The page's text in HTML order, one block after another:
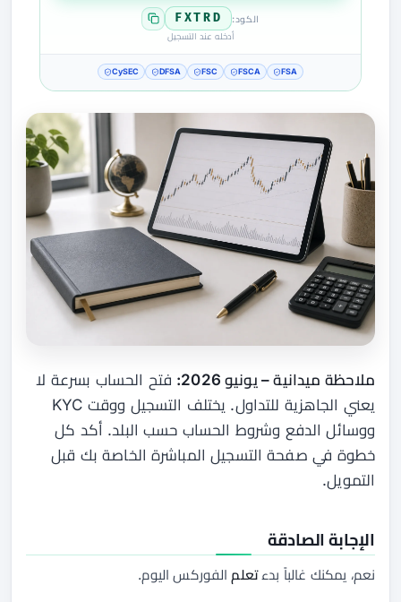
الكود: FXTRD
أدخله عند التسجيل
CySEC DFSA FSC FSCA FSA
ملاحظة ميدانية – يونيو 2026:
فتح الحساب بسرعة لا
يعني الجاهزية للتداول. يختلف التسجيل ووقت KYC
ووسائل الدفع وشروط الحساب حسب البلد. أكد كل
خطوة في صفحة التسجيل المباشرة الخاصة بك قبل
التمويل.
الإجابة الصادقة
نعم، يمكنك غالباً بدءتعلم الفوركس اليوم.